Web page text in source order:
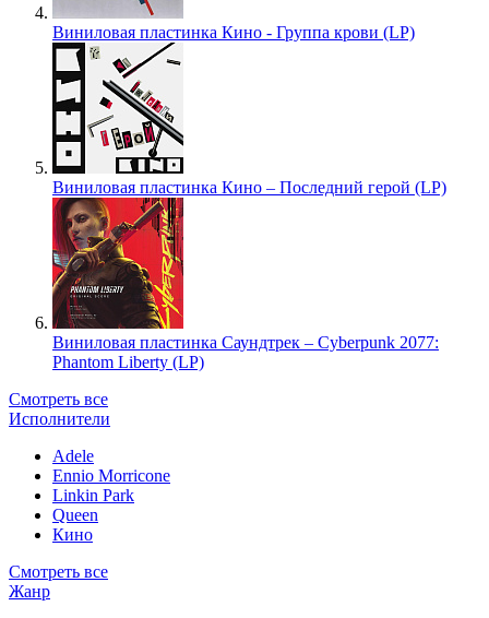
Виниловая пластинка Кино - Группа крови (LP)
Виниловая пластинка Кино – Последний герой (LP)
Виниловая пластинка Саундтрек – Cyberpunk 2077:
Phantom Liberty (LP)
Смотреть все
Исполнители
Adele
Ennio Morricone
Linkin Park
Queen
Кино
Смотреть все
Жанр